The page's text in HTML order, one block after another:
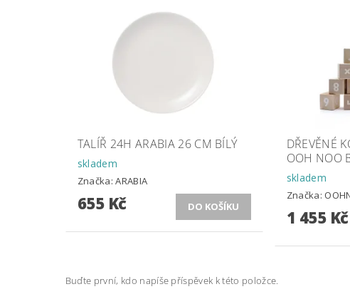
TALÍŘ 24H ARABIA 26 CM BÍLÝ
skladem
Značka:ARABIA
655 Kč
DŘEVĚNÉ
OOH NOO
skladem
Značka:
1 455 Kč
Buďte první, kdo napíše příspěvek k této položce.